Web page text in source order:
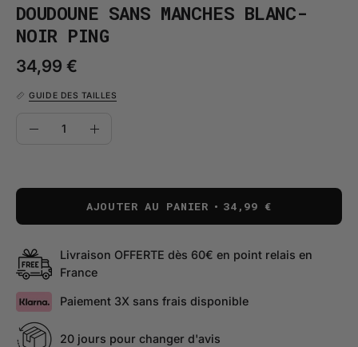
DOUDOUNE SANS MANCHES BLANC-
NOIR PING
34,99 €
GUIDE DES TAILLES
Quantité
Diminuer
Augmenter
AJOUTER AU PANIER 34,99 €
Livraison OFFERTE dès 60€ en point relais en
France
Paiement 3X sans frais disponible
20 jours pour changer d'avis